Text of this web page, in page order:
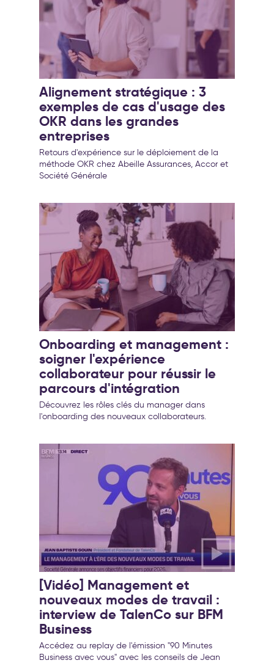
Alignement stratégique : 3
exemples de cas d'usage des
OKR dans les grandes
entreprises
Retours d'expérience sur le déploiement de la
méthode OKR chez Abeille Assurances, Accor et
Société Générale
Onboarding et management :
soigner l'expérience
collaborateur pour réussir le
parcours d'intégration
Découvrez les rôles clés du manager dans
l'onboarding des nouveaux collaborateurs.
[Vidéo] Management et
nouveaux modes de travail :
interview de TalenCo sur BFM
Business
Accédez au replay de l'émission "90 Minutes
Business avec vous" avec les conseils de Jean